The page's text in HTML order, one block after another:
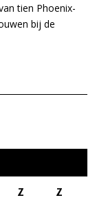
tien Phoenix-
bij de
Z Z